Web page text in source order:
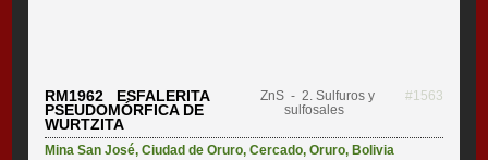
RM1962 ESFALERITA
PSEUDOMÓRFICA DE
WURTZITA
ZnS- 2. Sulfuros y
sulfosales
#1563
Mina San José,Ciudad de Oruro,Cercado,Oruro, Bolivia